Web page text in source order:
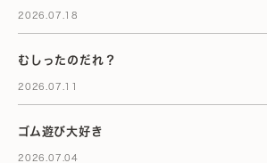
2026.07.18
むしったのだれ？
2026.07.11
ゴム遊び大好き
2026.07.04